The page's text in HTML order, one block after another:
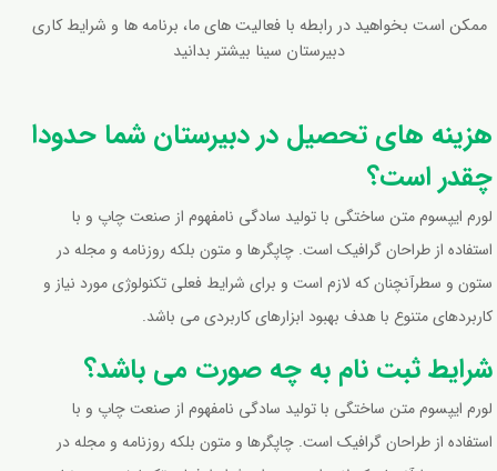
ممکن است بخواهید در رابطه با فعالیت های ما، برنامه ها و شرایط کاری
دبیرستان سینا بیشتر بدانید
هزینه های تحصیل در دبیرستان شما حدودا
چقدر است؟
لورم ایپسوم متن ساختگی با تولید سادگی نامفهوم از صنعت چاپ و با
استفاده از طراحان گرافیک است. چاپگرها و متون بلکه روزنامه و مجله در
ستون و سطرآنچنان که لازم است و برای شرایط فعلی تکنولوژی مورد نیاز و
کاربردهای متنوع با هدف بهبود ابزارهای کاربردی می باشد.
شرایط ثبت نام به چه صورت می باشد؟
لورم ایپسوم متن ساختگی با تولید سادگی نامفهوم از صنعت چاپ و با
استفاده از طراحان گرافیک است. چاپگرها و متون بلکه روزنامه و مجله در